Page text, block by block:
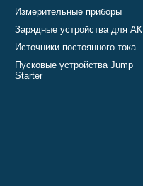
Измерительные приборы
Зарядные устройства для
Источники постоянного тока
Пусковые устройства Jump
Starter